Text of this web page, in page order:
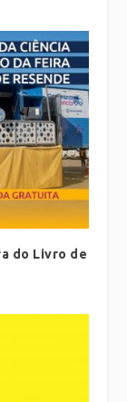
do Livro de